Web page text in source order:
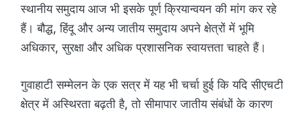
स्थानीय समुदाय आज भी इसके पूर्ण क्रियान्वयन की मांग कर रहे
हैं। बौद्ध, हिंदू और अन्य जातीय समुदाय अपने क्षेत्रों में भूमि
अधिकार, सुरक्षा और अधिक प्रशासनिक स्वायत्तता चाहते हैं।
गुवाहाटी सम्मेलन के एक सत्र में यह भी चर्चा हुई कि यदि सीएचटी
क्षेत्र में अस्थिरता बढ़ती है, तो सीमापार जातीय संबंधों के कारण